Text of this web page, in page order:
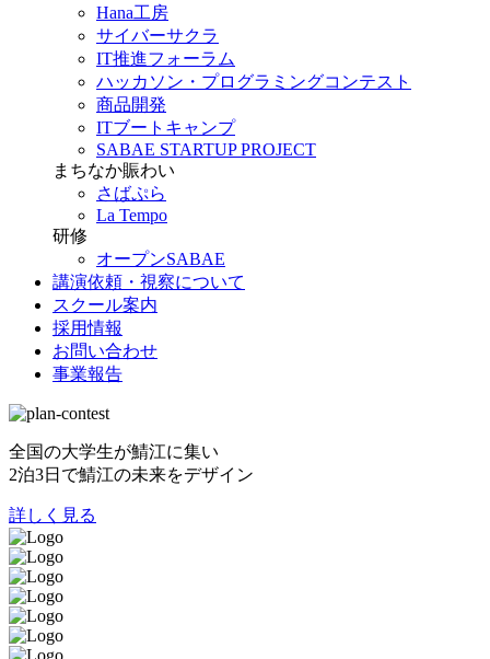
Hana工房
サイバーサクラ
IT推進フォーラム
ハッカソン・プログラミングコンテスト
商品開発
ITブートキャンプ
SABAE STARTUP PROJECT
まちなか賑わい
さばぷら
La Tempo
研修
オープンSABAE
講演依頼・視察について
スクール案内
採用情報
お問い合わせ
事業報告
全国の大学生が鯖江に集い
2泊3日で鯖江の未来をデザイン
詳しく見る